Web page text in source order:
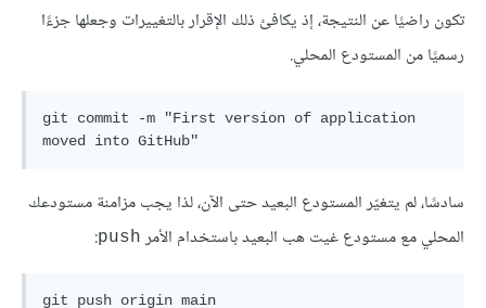
تكون راضيًا عن النتيجة، إذ يكافئ ذلك الإقرار بالتغييرات وجعلها جزءًا
رسميًا من المستودع المحلي.
git commit -m "First version of application
سادسًا، لم يتغيّر المستودع البعيد حتى الآن، لذا يجب مزامنة مستودعك
المحلي مع مستودع غيت هب البعيد باستخدام الأمر push
: